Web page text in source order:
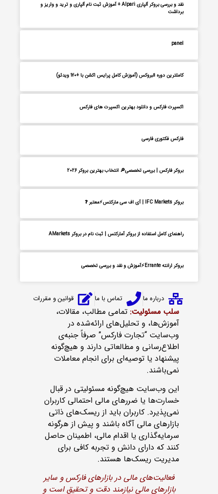
نقد و بررسی بروکر آلپاری Alpari + آموزش ثبت نام آلپاری و ترید و واریز و
برداشت
panel
کاملترین دوره البروکس (آموزش کامل پرایس اکشن با +170 ویدئو)
اکسپرت فارکس و دانلود بهترین اکسپرت های فارکس
فارکس فکتوری فارسی
بروکر فارکس | بررسی تخصصی🔎 انتخاب بهترین بروکر 2026
بروکر IFC Markets | آی اف سی مارکتس⚡معتبر ❓
راهنمای کامل استفاده از بروکر آمارکتس | ثبت نام در بروکر AMarkets
بروکر ارانته Errante⚡آموزش و نقد و بررسی تخصصی
درباره ما تماس با ما قوانین و مقررات
سلب مسئولیت: تمامی مطالب، مقالات،
آموزش‌ها، و تحلیل‌های ارائه‌شده در
وب‌سایت “تجارت فارکس” صرفاً جنبه‌ی
اطلاع‌رسانی و مطالعاتی دارند و هیچ‌گونه
پیشنهاد یا توصیه‌ای برای انجام معاملات
نمی‌باشند.
این وب‌سایت هیچ‌گونه مسئولیتی در قبال
خسارت‌ها یا ضررهای مالی احتمالی کاربران
نمی‌پذیرد. کاربران باید از ریسک‌های ذاتی
بازارهای مالی آگاه باشند و پیش از هرگونه
سرمایه‌گذاری یا اقدام مالی، اطمینان حاصل
کنند که دارای دانش و تجربه کافی برای
مدیریت ریسک‌ها هستند.
فعالیت‌های مالی در بازارهای فارکس و سایر
بازارهای مالی نیازمند دقت و تحقیق است و